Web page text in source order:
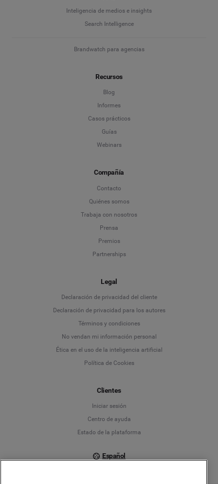
Inteligencia de medios e insights
Search Intelligence
Brandwatch para agencias
Recursos
Blog
Informes
Casos prácticos
Guías
Webinars
Compañía
Contacto
Quiénes somos
Trabaja con nosotros
Prensa
Premios
Partnerships
Legal
Declaración de privacidad del cliente
Declaración de privacidad para los autores
Términos y condiciones
No vendan mi información personal
Ética en el uso de la inteligencia artificial
Política de Cookies
Clientes
Iniciar sesión
Centro de ayuda
Estado de la plataforma
Español